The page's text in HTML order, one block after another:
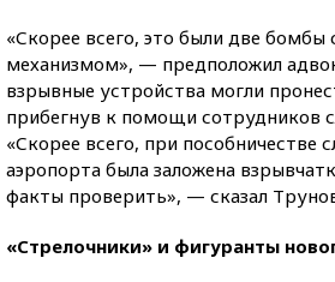
«Скорее всего, это были две бомбы
механизмом», — предположил
взрывные устройства могли
прибегнув к помощи сотрудников
«Скорее всего, при пособничестве
аэропорта была заложена
факты проверить», — сказал
«Стрелочники» и фигуранты